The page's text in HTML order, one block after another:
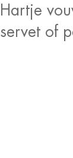
Hartje
servet of